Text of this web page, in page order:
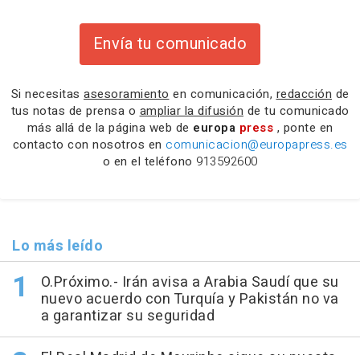
Envía tu comunicado
Si necesitas asesoramiento en comunicación, redacción de
tus notas de prensa o ampliar la difusión de tu comunicado
más allá de la página web de europa press , ponte en
contacto con nosotros en comunicacion@europapress.es
o en el teléfono 913592600
Lo más leído
O.Próximo.- Irán avisa a Arabia Saudí que su
nuevo acuerdo con Turquía y Pakistán no va
a garantizar su seguridad